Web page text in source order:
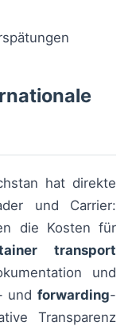
hat direkte
und Carrier:
die Kosten für
transport
und
undforwarding-
Transparenz